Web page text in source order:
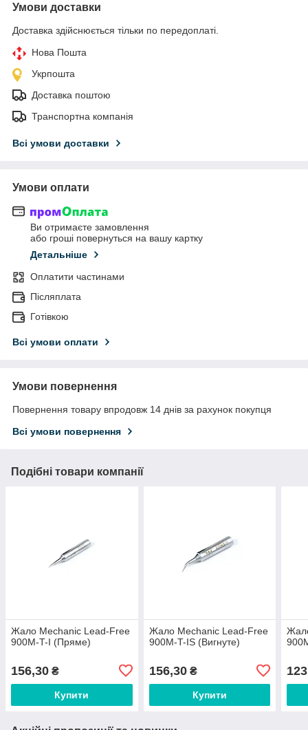
Умови доставки
Доставка здійснюється тільки по передоплаті.
Нова Пошта
Укрпошта
Доставка поштою
Транспортна компанія
Всі умови доставки
Умови оплати
Ви отримаєте замовлення
або гроші повернуться на вашу картку
Детальніше
Оплатити частинами
Післяплата
Готівкою
Всі умови оплати
Умови повернення
Повернення товару впродовж 14 днів за рахунок покупця
Всі умови повернення
Подібні товари компанії
Жало Mechanic Lead-Free
900M-T-I (Пряме)
156,30 ₴
Купити
Жало Mechanic Lead-Free
900M-T-IS (Вигнуте)
156,30₴
Купити